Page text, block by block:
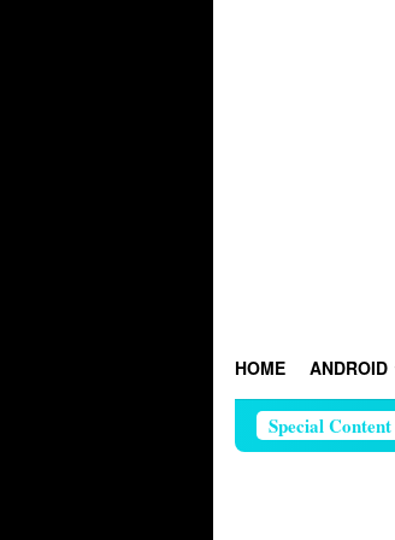
HOME ANDROID
Special Content